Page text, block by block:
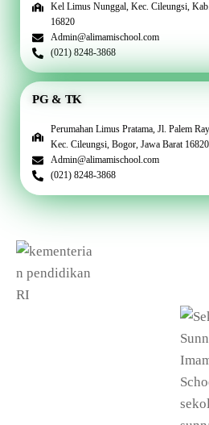
Kel Limus Nunggal, Kec. Cileungsi,
16820
Admin@alimamischool.com
(021) 8248-3868
PG & TK
Perumahan Limus Pratama, Jl. Palem
Kec. Cileungsi, Bogor, Jawa Barat 16820
Admin@alimamischool.com
(021) 8248-3868